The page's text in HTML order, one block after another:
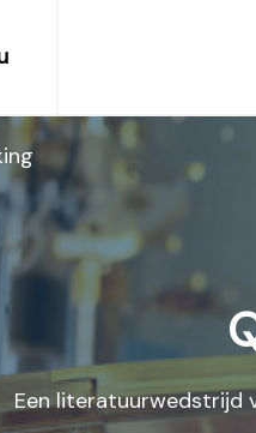
Een literatuurwedstrijd